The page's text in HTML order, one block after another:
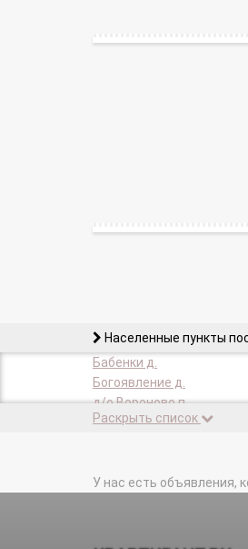
Населенные пункты
Бабенки д.
Богоявление д.
д/о Вороново п.
Никольское с.
Троица д.
Раскрыть список
У нас есть объявления,